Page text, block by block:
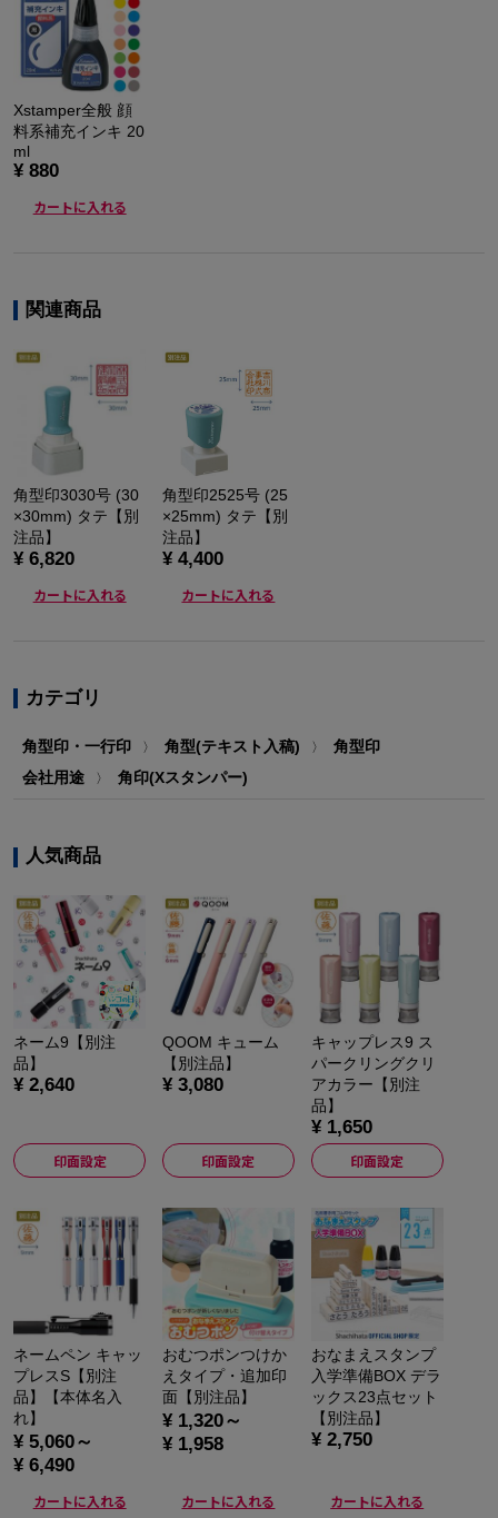
Xstamper全般 顔
料系補充インキ 20
ml
¥ 880
カートに入れる
関連商品
角型印3030号 (30
×30mm) タテ【別
注品】
¥ 6,820
カートに入れる
角型印2525号 (25
×25mm) タテ【別
注品】
¥ 4,400
カートに入れる
カテゴリ
角型印・一行印 〉 角型(テキスト入稿) 〉
角型印
会社用途
〉 角印(Xスタンパー)
人気商品
ネーム9【別注
品】
¥ 2,640
印面設定
QOOM キューム
【別注品】
¥ 3,080
印面設定
キャップレス9 ス
パークリングクリ
アカラー【別注
品】
¥ 1,650
印面設定
ネームペン キャッ
プレスS【別注
品】【本体名入
れ】
¥ 5,060～
¥ 6,490
カートに入れる
おむつポンつけか
えタイプ・追加印
面【別注品】
¥ 1,320～
¥ 1,958
カートに入れる
おなまえスタンプ
入学準備BOX デラ
ックス23点セット
【別注品】
¥ 2,750
カートに入れる